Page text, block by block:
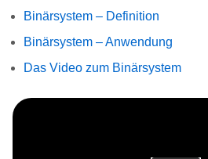
Binärsystem – Definition
Binärsystem – Anwendung
Das Video zum Binärsystem